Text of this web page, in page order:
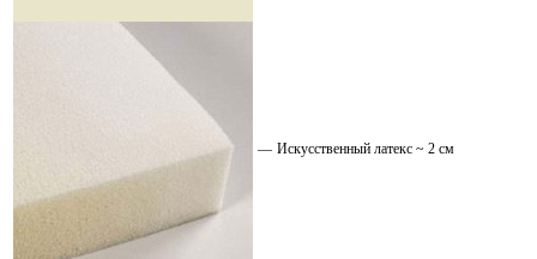
— Искусственный латекс ~ 2 см